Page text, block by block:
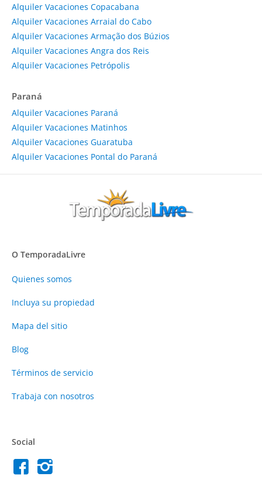
Alquiler Vacaciones Copacabana
Alquiler Vacaciones Arraial do Cabo
Alquiler Vacaciones Armação dos Búzios
Alquiler Vacaciones Angra dos Reis
Alquiler Vacaciones Petrópolis
Paraná
Alquiler Vacaciones Paraná
Alquiler Vacaciones Matinhos
Alquiler Vacaciones Guaratuba
Alquiler Vacaciones Pontal do Paraná
O TemporadaLivre
Quienes somos
Incluya su propiedad
Mapa del sitio
Blog
Términos de servicio
Trabaja con nosotros
Social